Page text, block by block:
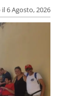
6 Agosto, 2026